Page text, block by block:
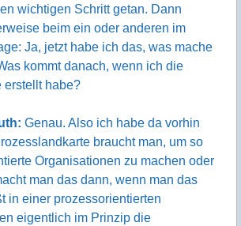
wichtigen Schritt getan. Dann
beim ein oder anderen im
Ja, jetzt habe ich das, was mache
kommt danach, wenn ich die
erstellt habe?
Genau. Also ich habe da vorhin
braucht man, um so
Organisationen zu machen oder
man das dann, wenn man das
in einer prozessorientierten
eigentlich im Prinzip die